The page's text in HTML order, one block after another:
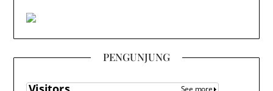
PENGUNJUNG